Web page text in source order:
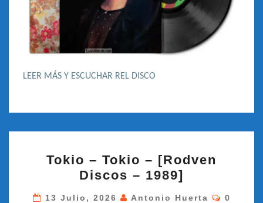
LEER MÁS Y ESCUCHAR REL DISCO
–
TOKIO
–
Tokio – Tokio – [Rodven
Discos – 1989]
13 Julio, 2026 Antonio Huerta
0